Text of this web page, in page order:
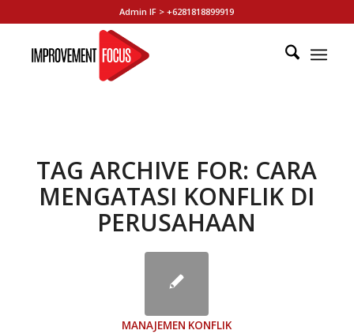
Admin IF > +6281818899919
TAG ARCHIVE FOR: CARA
MENGATASI KONFLIK DI
PERUSAHAAN
MANAJEMEN KONFLIK